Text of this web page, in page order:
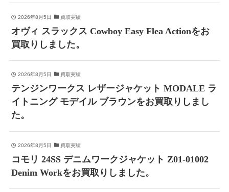
2026年8月5日 買取実績
オヴィ スラックス Cowboy Easy Flea Actionをお
買取りしました。
2026年8月5日 買取実績
テンジンワークス レザージャケット MODALE ラ
イトニング モデイル ブラウンをお買取りしまし
た。
2026年8月5日 買取実績
コモリ 24SS デニムワークジャケット Z01-01002
Denim Workをお買取りしました。